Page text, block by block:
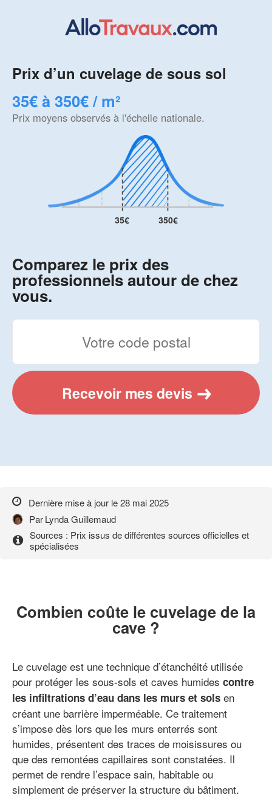
Prix d’un cuvelage de sous sol
35€ à 350€ / m²
Prix moyens observés à l'échelle nationale.
35€ 350€
Comparez le prix des
professionnels autour de chez
vous.
Recevoir mes devis
Dernière mise à jour le28 mai 2025
ParLynda Guillemaud
Sources : Prix issus de différentes sources officielles et
spécialisées
Combien coûte le cuvelage de la
cave ?
Le cuvelage est une technique d’étanchéité utilisée
pour protéger les sous-sols et caves humides contre
les infiltrations d’eau dans les murs et sols en
créant une barrière imperméable. Ce traitement
s’impose dès lors que les murs enterrés sont
humides, présentent des traces de moisissures ou
que des remontées capillaires sont constatées. Il
permet de rendre l’espace sain, habitable ou
simplement de préserver la structure du bâtiment.